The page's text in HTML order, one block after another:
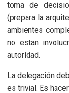
toma de
(prepara la
ambientes
no están
autoridad.
La delegación
es trivial. Es